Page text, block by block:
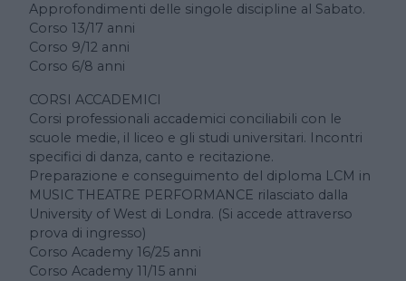
Approfondimenti delle singole discipline al Sabato.
Corso 13/17 anni
Corso 9/12 anni
Corso 6/8 anni
CORSI ACCADEMICI
Corsi professionali accademici conciliabili con le
scuole medie, il liceo e gli studi universitari. Incontri
specifici di danza, canto e recitazione.
Preparazione e conseguimento del diploma LCM in
MUSIC THEATRE PERFORMANCE rilasciato dalla
University of West di Londra. (Si accede attraverso
prova di ingresso)
Corso Academy 16/25 anni
Corso Academy 11/15 anni